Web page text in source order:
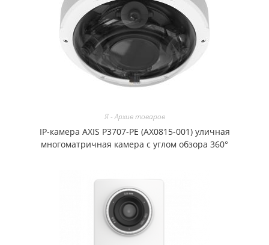
Я - Архив товаров
IP-камера AXIS P3707-PE (AX0815-001) уличная
многоматричная камера с углом обзора 360°